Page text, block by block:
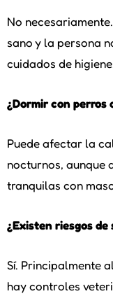
No
sano y la persona
cuidados de
¿Dormir con perros
Puede afectar la
nocturnos, aunque
tranquilas con
¿Existen riesgos
Sí. Principalmente
hay controles